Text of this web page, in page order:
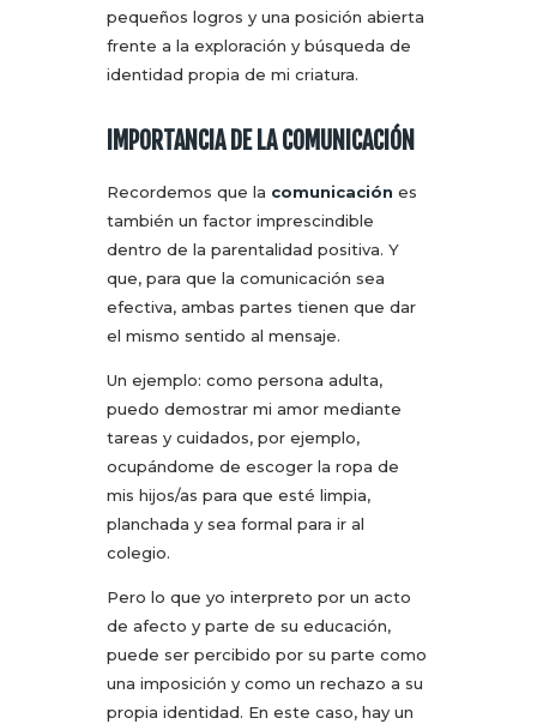
pequeños logros y una posición abierta
frente a la exploración y búsqueda de
identidad propia de mi criatura.
IMPORTANCIA DE LA COMUNICACIÓN
Recordemos que la comunicación es
también un factor imprescindible
dentro de la parentalidad positiva. Y
que, para que la comunicación sea
efectiva, ambas partes tienen que dar
el mismo sentido al mensaje.
Un ejemplo: como persona adulta,
puedo demostrar mi amor mediante
tareas y cuidados, por ejemplo,
ocupándome de escoger la ropa de
mis hijos/as para que esté limpia,
planchada y sea formal para ir al
colegio.
Pero lo que yo interpreto por un acto
de afecto y parte de su educación,
puede ser percibido por su parte como
una imposición y como un rechazo a su
propia identidad. En este caso, hay un